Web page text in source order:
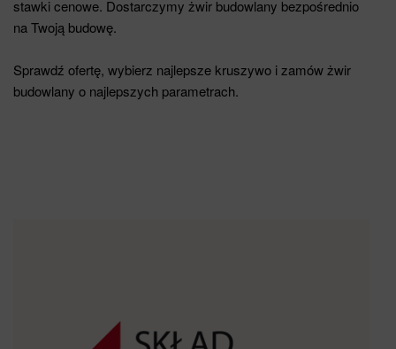
stawki cenowe. Dostarczymy żwir budowlany bezpośrednio
na Twoją budowę.
Sprawdź ofertę, wybierz najlepsze kruszywo i zamów żwir
budowlany o najlepszych parametrach.